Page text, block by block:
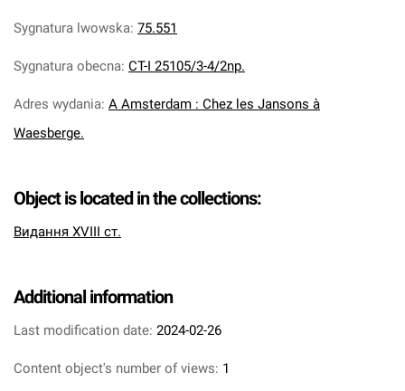
Sygnatura lwowska: 75.551
Sygnatura obecna: CT-I 25105/3-4/2np.
Adres wydania: A Amsterdam : Chez les Jansons à
Waesberge.
Object is located in the collections:
Видання XVIII ст.
Additional information
Last modification date: 2024-02-26
Content object's number of views: 1